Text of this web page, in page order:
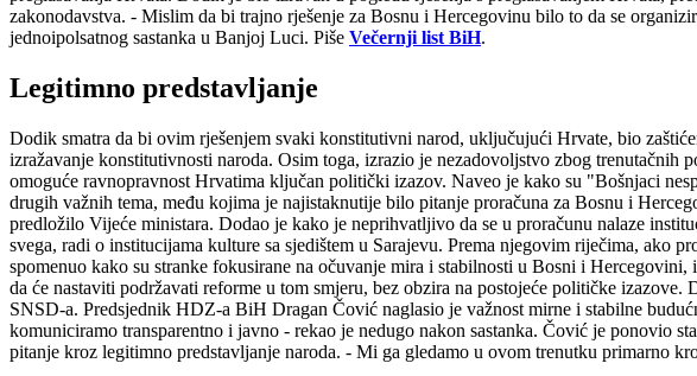
zakonodavstva. - Mislim da bi trajno rješenje za Bosnu i Hercegovinu bilo to da se
jednoipolsatnog sastanka u Banjoj Luci. Piše Večernji list BiH.
Legitimno predstavljanje
Dodik smatra da bi ovim rješenjem svaki konstitutivni narod, uključujući Hrvate, bio
izražavanje konstitutivnosti naroda. Osim toga, izrazio je nezadovoljstvo zbog
omoguće ravnopravnost Hrvatima ključan politički izazov. Naveo je kako su "Bošnjaci
drugih važnih tema, među kojima je najistaknutije bilo pitanje proračuna za Bosnu i
predložilo Vijeće ministara. Dodao je kako je neprihvatljivo da se u proračunu nalaze
svega, radi o institucijama kulture sa sjedištem u Sarajevu. Prema njegovim riječima, ako
spomenuo kako su stranke fokusirane na očuvanje mira i stabilnosti u Bosni i
da će nastaviti podržavati reforme u tom smjeru, bez obzira na postojeće političke
SNSD-a. Predsjednik HDZ-a BiH Dragan Čović naglasio je važnost mirne i stabilne
komuniciramo transparentno i javno - rekao je nedugo nakon sastanka. Čović je ponovio
pitanje kroz legitimno predstavljanje naroda. - Mi ga gledamo u ovom trenutku primarno